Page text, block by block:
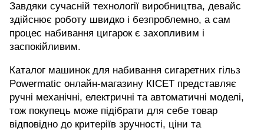
Завдяки сучасній технології виробництва, девайс
здійснює роботу швидко і безпроблемно, а сам
процес набивання цигарок є захопливим і
заспокійливим.
Каталог машинок для набивання сигаретних гільз
Powermatic онлайн-магазину КІСЕТ представляє
ручні механічні, електричні та автоматичні моделі,
тож покупець може підібрати для себе товар
відповідно до критеріїв зручності, ціни та